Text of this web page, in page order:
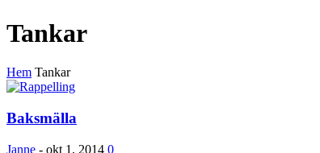
Tankar
Hem Tankar
Baksmälla
Janne - okt 1, 2014 0